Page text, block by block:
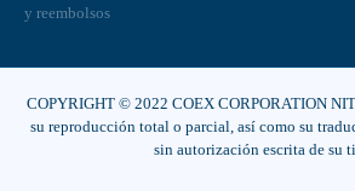
y reembolsos
COPYRIGHT © 2022 COEX CORPORATION
su reproducción total o parcial, así como su
sin autorización escrita de su